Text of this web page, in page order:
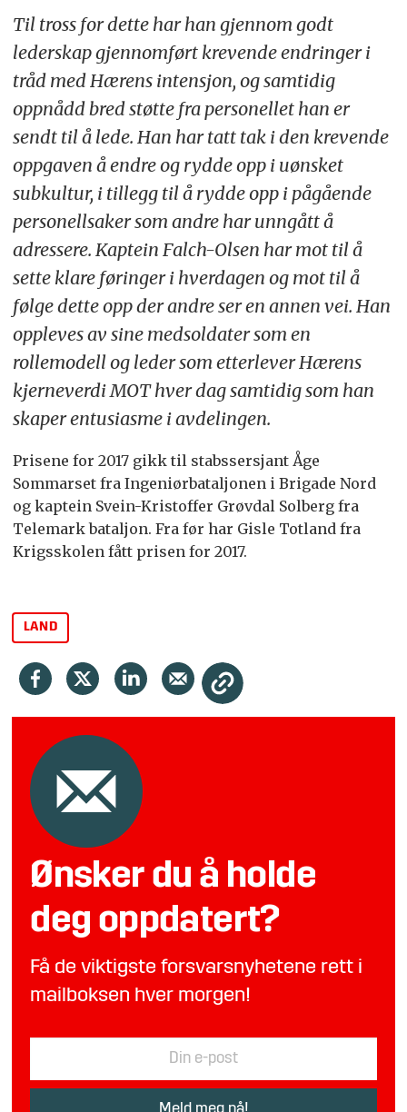
Til tross for dette har han gjennom godt
lederskap gjennomført krevende endringer i
tråd med Hærens intensjon, og samtidig
oppnådd bred støtte fra personellet han er
sendt til å lede. Han har tatt tak i den krevende
oppgaven å endre og rydde opp i uønsket
subkultur, i tillegg til å rydde opp i pågående
personellsaker som andre har unngått å
adressere. Kaptein Falch-Olsen har mot til å
sette klare føringer i hverdagen og mot til å
følge dette opp der andre ser en annen vei. Han
oppleves av sine medsoldater som en
rollemodell og leder som etterlever Hærens
kjerneverdi MOT hver dag samtidig som han
skaper entusiasme i avdelingen.
Prisene for 2017 gikk til stabssersjant Åge
Sommarset fra Ingeniørbataljonen i Brigade Nord
og kaptein Svein-Kristoffer Grøvdal Solberg fra
Telemark bataljon. Fra før har Gisle Totland fra
Krigsskolen fått prisen for 2017.
LAND
Ønsker du å holde
deg oppdatert?
Få de viktigste forsvarsnyhetene rett i
mailboksen hver morgen!